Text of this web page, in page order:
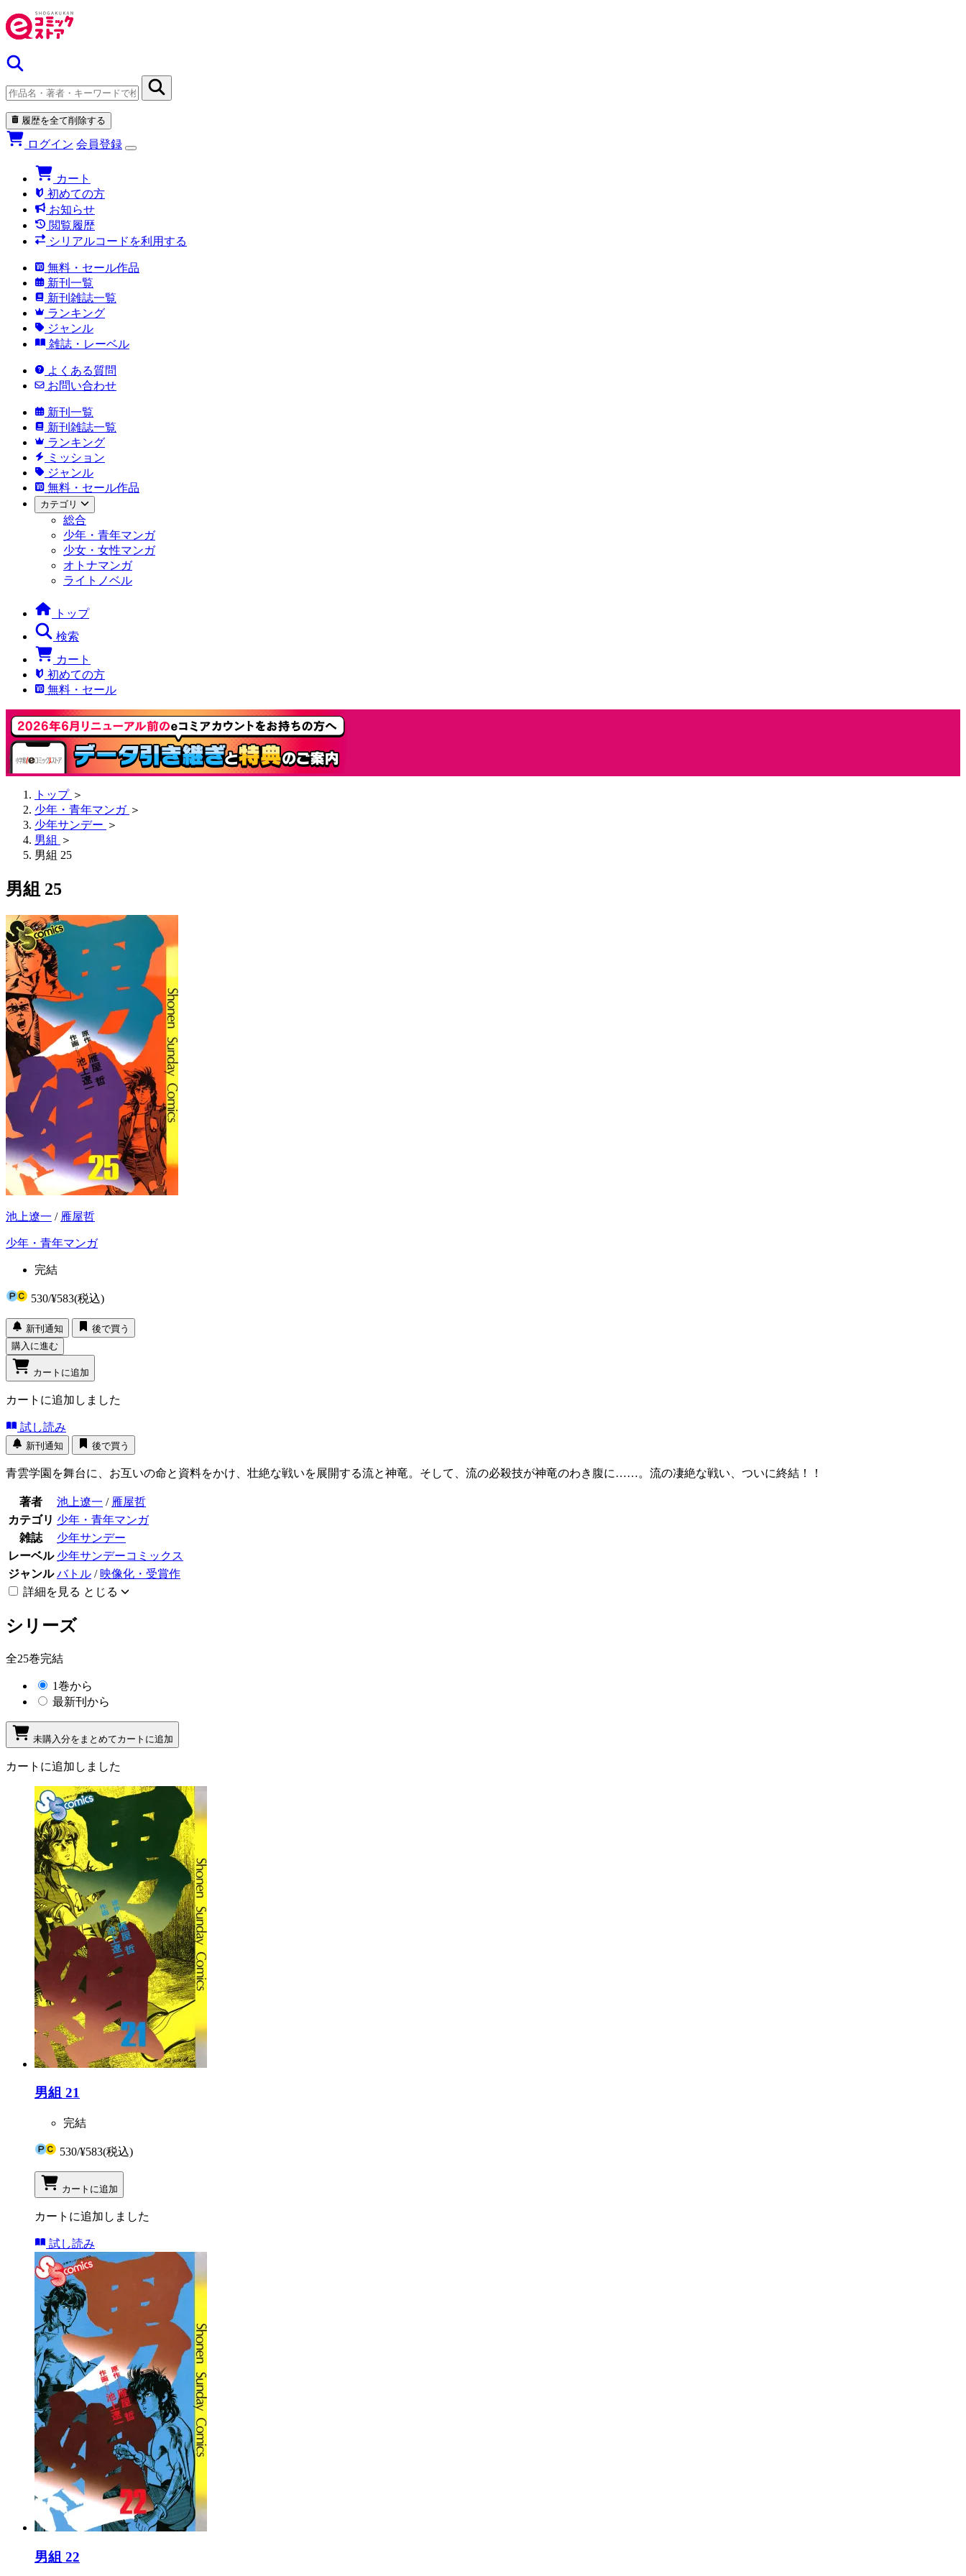
履歴を全て削除する
ログイン 会員登録
カート
初めての方
お知らせ
閲覧履歴
シリアルコードを利用する
無料・セール作品
新刊一覧
新刊雑誌一覧
ランキング
ジャンル
雑誌・レーベル
よくある質問
お問い合わせ
新刊一覧
新刊雑誌一覧
ランキング
ミッション
ジャンル
無料・セール作品
カテゴリ
総合
少年・青年マンガ
少女・女性マンガ
オトナマンガ
ライトノベル
トップ
検索
カート
初めての方
無料・セール
トップ ＞
少年・青年マンガ ＞
少年サンデー ＞
男組 ＞
男組 25
男組 25
池上遼一 / 雁屋哲
少年・青年マンガ
完結
530/¥583(税込)
新刊通知
後で買う
購入に進む
カートに追加
カートに追加しました
試し読み
新刊通知 後で買う
青雲学園を舞台に、お互いの命と資料をかけ、壮絶な戦いを展開する流と神竜。そして、流の必殺技が神竜のわき腹に……。流の凄絶な戦い、ついに終結！！
著者 池上遼一 / 雁屋哲
カテゴリ 少年・青年マンガ
雑誌
少年サンデー
レーベル 少年サンデーコミックス
ジャンル バトル / 映像化・受賞作
詳細を見る とじる
シリーズ
全25巻完結
1巻から
最新刊から
未購入分をまとめてカートに追加
カートに追加しました
男組 21
完結
530/¥583(税込)
カートに追加
カートに追加しました
試し読み
男組 22